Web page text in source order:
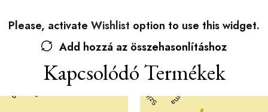
Please, activate Wishlist option to use this widget.
Add hozzá az összehasonlításhoz
Kapcsolódó Termékek